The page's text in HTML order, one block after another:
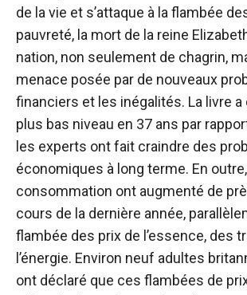
de la vie et s’attaque à la flambée
pauvreté, la mort de la reine
nation, non seulement de chagrin,
menace posée par de nouveaux
financiers et les inégalités. La livre a
plus bas niveau en 37 ans par
les experts ont fait craindre des
économiques à long terme. En
consommation ont augmenté de
cours de la dernière année,
flambée des prix de l’essence, des
l’énergie. Environ neuf adultes
ont déclaré que ces flambées de